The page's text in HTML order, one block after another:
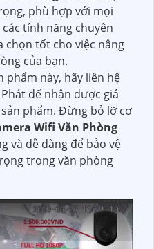
phù hợp với mọi
tính năng chuyên
chọn tốt cho việc nâng
của bạn.
phẩm này, hãy liên hệ
để nhận được giá
phẩm. Đừng bỏ lỡ cơ
Wifi Văn Phòng
và dễ dàng để bảo vệ
trong văn phòng